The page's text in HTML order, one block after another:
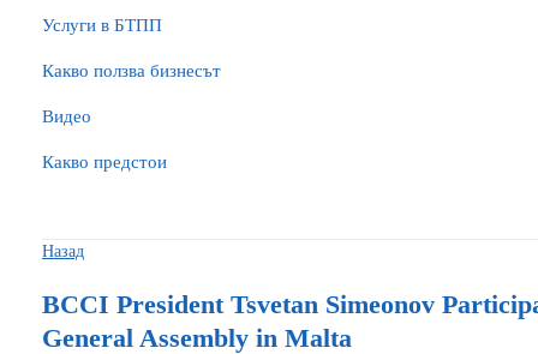
Услуги в БТПП
Какво ползва бизнесът
Видео
Какво предстои
Назад
BCCI President Tsvetan Simeonov
General Assembly in Malta